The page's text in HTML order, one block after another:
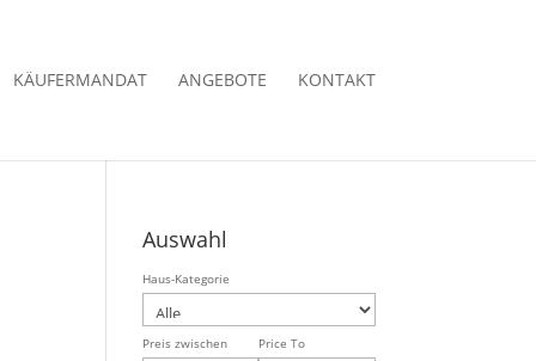
KÄUFERMANDAT ANGEBOTE KONTAKT
Auswahl
Haus-Kategorie
Preis zwischen Price To